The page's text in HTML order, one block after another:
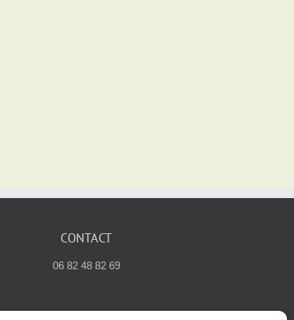
CONTACT
06 82 48 82 69